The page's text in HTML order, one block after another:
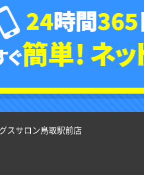
スサロン鳥取駅前店